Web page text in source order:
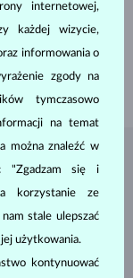
internetowej,
każdej wizycie,
informowania o
zgody na
tymczasowo
na temat
można znaleźć w
"Zgadzam się i
korzystanie ze
stale ulepszać
użytkowania.
kontynuować